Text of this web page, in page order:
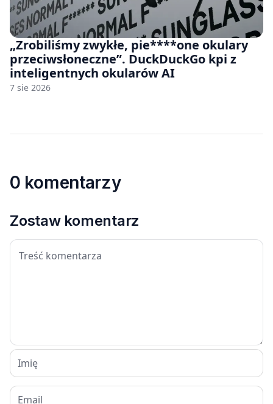
„Zrobiliśmy zwykłe, pie****one okulary
przeciwsłoneczne”. DuckDuckGo kpi z
inteligentnych okularów AI
7 sie 2026
0 komentarzy
Zostaw komentarz